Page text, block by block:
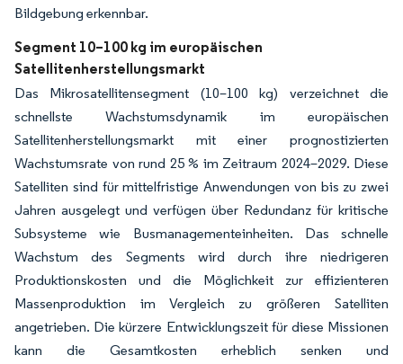
Bildgebung erkennbar.
Segment 10–100 kg im europäischen
Satellitenherstellungsmarkt
Das Mikrosatellitensegment (10–100 kg) verzeichnet die
schnellste Wachstumsdynamik im europäischen
Satellitenherstellungsmarkt mit einer prognostizierten
Wachstumsrate von rund 25 % im Zeitraum 2024–2029. Diese
Satelliten sind für mittelfristige Anwendungen von bis zu zwei
Jahren ausgelegt und verfügen über Redundanz für kritische
Subsysteme wie Busmanagementeinheiten. Das schnelle
Wachstum des Segments wird durch ihre niedrigeren
Produktionskosten und die Möglichkeit zur effizienteren
Massenproduktion im Vergleich zu größeren Satelliten
angetrieben. Die kürzere Entwicklungszeit für diese Missionen
kann die Gesamtkosten erheblich senken und